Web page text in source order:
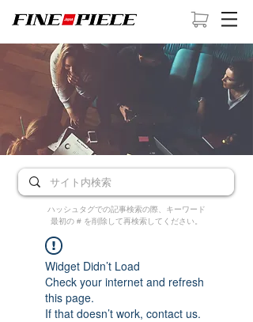
ハッシュタグでの記事検索の際、キーワード
最初の # を削除して再検索してください。
Widget Didn’t Load
Check your internet and refresh
this page.
If that doesn’t work, contact us.